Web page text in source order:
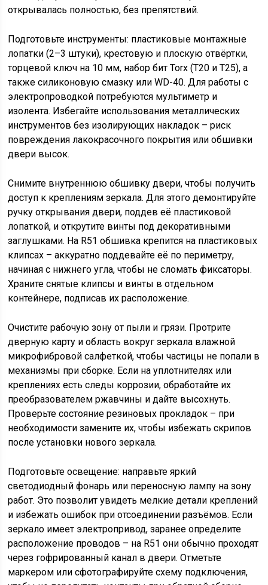
открывалась полностью, без препятствий.
Подготовьте инструменты: пластиковые монтажные
лопатки (2–3 штуки), крестовую и плоскую отвёртки,
торцевой ключ на 10 мм, набор бит Torx (T20 и T25), а
также силиконовую смазку или WD-40. Для работы с
электропроводкой потребуются мультиметр и
изолента. Избегайте использования металлических
инструментов без изолирующих накладок – риск
повреждения лакокрасочного покрытия или обшивки
двери высок.
Снимите внутреннюю обшивку двери, чтобы получить
доступ к креплениям зеркала. Для этого демонтируйте
ручку открывания двери, поддев её пластиковой
лопаткой, и открутите винты под декоративными
заглушками. На R51 обшивка крепится на пластиковых
клипсах – аккуратно поддевайте её по периметру,
начиная с нижнего угла, чтобы не сломать фиксаторы.
Храните снятые клипсы и винты в отдельном
контейнере, подписав их расположение.
Очистите рабочую зону от пыли и грязи. Протрите
дверную карту и область вокруг зеркала влажной
микрофибровой салфеткой, чтобы частицы не попали в
механизмы при сборке. Если на уплотнителях или
креплениях есть следы коррозии, обработайте их
преобразователем ржавчины и дайте высохнуть.
Проверьте состояние резиновых прокладок – при
необходимости замените их, чтобы избежать скрипов
после установки нового зеркала.
Подготовьте освещение: направьте яркий
светодиодный фонарь или переносную лампу на зону
работ. Это позволит увидеть мелкие детали креплений
и избежать ошибок при отсоединении разъёмов. Если
зеркало имеет электропривод, заранее определите
расположение проводов – на R51 они обычно проходят
через гофрированный канал в двери. Отметьте
маркером или сфотографируйте схему подключения,